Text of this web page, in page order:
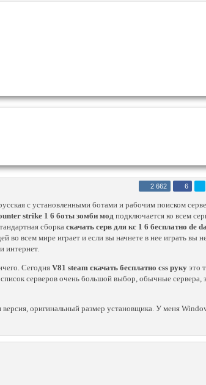
2 662 6
с установленными ботами и рабочим поиском
strike 1 6 боты зомби модподключается ко всем
сборка скачать серв для кс 1 6 бесплатно de
во всем мире играет и если вы начнете в нее играть вы
интернет.
Сегодня V81 steam скачать бесплатно css руку это
серверов очень большой выбор, обычные сервера,
оригинальный размер установщика. У меня